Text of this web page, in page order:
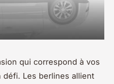
qui correspond à vos
Les berlines allient